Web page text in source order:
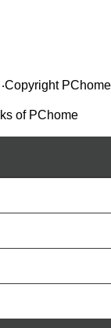
‧Copyright PChome
of PChome